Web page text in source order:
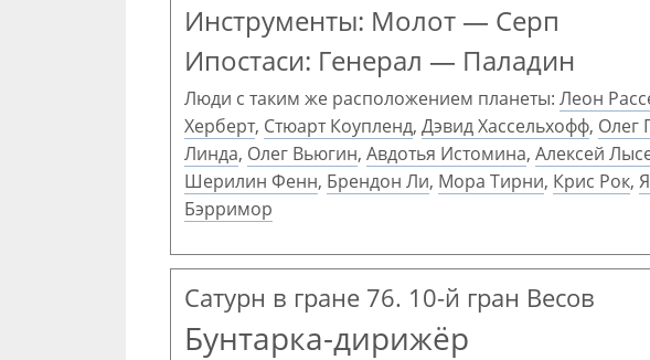
Инструменты: Молот — Серп
Ипостаси: Генерал — Паладин
Люди с таким же расположением планеты: Леон
Херберт, Стюарт Коупленд, Дэвид Хассельхофф, Олег
Линда, Олег Вьюгин, Авдотья Истомина, Алексей
Шерилин Фенн, Брендон Ли, Мора Тирни, Крис Рок,
Бэрримор
Сатурн в гране 76. 10-й гран Весов
Бунтарка-дирижёр